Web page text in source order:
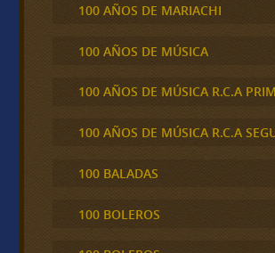
100 AÑOS DE MARIACHI
100 AÑOS DE MÚSICA
100 AÑOS DE MÚSICA R.C.A
100 AÑOS DE MÚSICA R.C.A
100 BALADAS
100 BOLEROS